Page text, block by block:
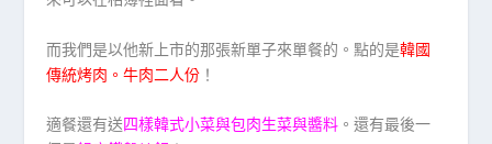
而我們是以他新上市的那張新單子來單餐的。點的是韓國
傳統烤肉。牛肉二人份 ！
適餐還有送四樣韓式小菜與包肉生菜與醬料 。還有最後一